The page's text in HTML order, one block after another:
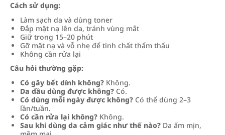
Cách sử dụng:
Làm sạch da và dùng toner
Đắp mặt nạ lên da, tránh vùng mắt
Giữ trong 15–20 phút
Gỡ mặt nạ và vỗ nhẹ để tinh chất thẩm thấu
Không cần rửa lại
Câu hỏi thường gặp:
Có gây bết dính không? Không.
Da dầu dùng được không? Có.
Có dùng mỗi ngày được không? Có thể dùng 2–3
lần/tuần.
Có cần rửa lại không? Không.
Sau khi dùng da cảm giác như thế nào? Da ẩm mịn,